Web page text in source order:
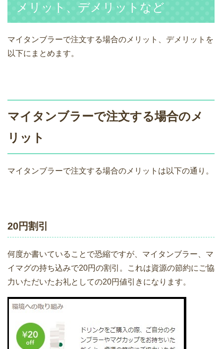
メリット、デメリットなど
マイタンブラーで注文する場合のメリット、デメリットを
以下にまとめます。
マイタンブラーで注文する場合のメ
リット
マイタンブラーで注文する場合のメリットは以下の通り。
20円割引
何度か書いていることで恐縮ですが、マイタンブラー、マ
イマグの持ち込みで20円の割引。これは資源の節約にご協
力いただいたお礼としての20円値引きになります。